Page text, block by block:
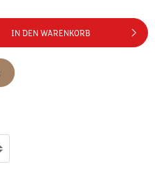
IN DEN WARENKORB